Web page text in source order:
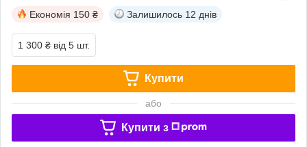
Економія 150 ₴ Залишилось 12 днів
1 300 ₴ від 5 шт.
Купити
або
Купити з